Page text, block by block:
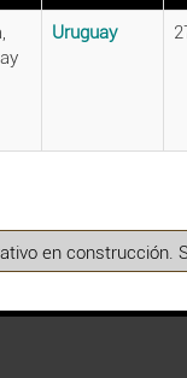
Uruguay
en